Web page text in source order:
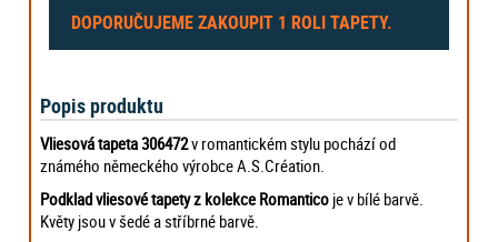
DOPORUČUJEME ZAKOUPIT 1 ROLITAPETY.
Popis produktu
Vliesová tapeta 306472v romantickém stylu pochází od
známého německého výrobce A.S.Création.
Podklad vliesové tapety z kolekce Romantico je v bílé barvě.
Květy jsou v šedé a stříbrné barvě.